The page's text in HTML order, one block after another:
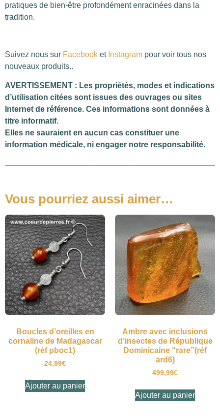
pratiques de bien-être profondément enracinées dans la
tradition.
Suivez nous sur Facebook et Instagram pour voir tous nos
nouveaux produits..
AVERTISSEMENT : Les propriétés, modes et indications
d’utilisation citées sont issues des ouvrages ou sites
Internet de référence. Ces informations sont données à
titre informatif.
Elles ne sauraient en aucun cas constituer une
information médicale, ni engager notre responsabilité.
Vous pourriez aussi aimer…
Boucles d’oreilles en
cornaline de Madagascar
(réf pboc1)
24,99€
Ajouter au panier
Ambre avec inclusions
d’insectes de République
Dominicaine “rare”(réf
ard6)
499,99€
Ajouter au panier